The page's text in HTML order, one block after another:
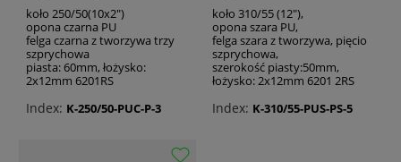
koło 250/50(10x2")
opona czarna PU
felga czarna z tworzywa trzy
szprychowa
piasta: 60mm, łożysko:
2x12mm 6201RS
Index: K-250/50-PUC-P-3
koło 310/55 (12"),
opona szara PU,
felga szara z tworzywa, pięcio
szprychowa,
szerokość piasty:50mm,
łożysko: 2x12mm 6201 2RS
Index: K-310/55-PUS-PS-5